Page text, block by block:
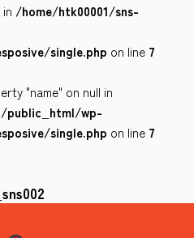
78-8169
土・日・祝祭日・年末年始は除く
こちら
/home/htk00001/sns-
single.php on line 7
"name" on null in
public_html/wp-
single.php on line 7